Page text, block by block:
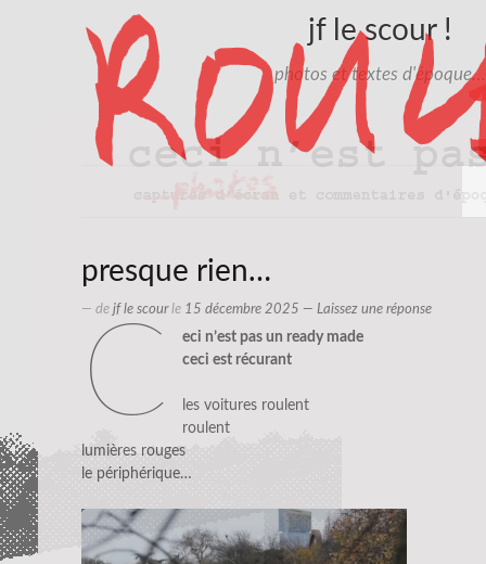
jf le scour !
photos et textes d'époque…
presque rien…
— de jf le scourle 15 décembre 2025 — Laissez une réponse
c
eci n’est pas un ready made
ceci est récurant
les voitures roulent
roulent
lumières rouges
le périphérique…